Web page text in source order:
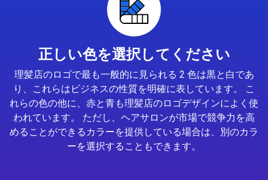
正しい色を選択してください
理髪店のロゴで最も一般的に見られる 2 色は黒と白であ
り、これらはビジネスの性質を明確に表しています。 こ
れらの色の他に、赤と青も理髪店のロゴデザインによく使
われています。 ただし、ヘアサロンが市場で競争力を高
めることができるカラーを提供している場合は、別のカラ
ーを選択することもできます。